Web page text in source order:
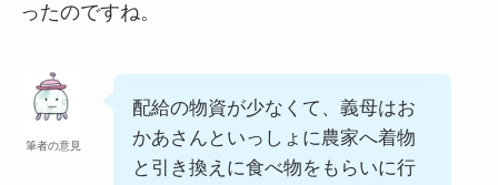
ったのですね。
筆者の意見
配給の物資が少なくて、義母はお
かあさんといっしょに農家へ着物
と引き換えに食べ物をもらいに行